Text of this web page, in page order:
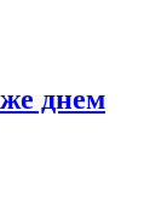
днем